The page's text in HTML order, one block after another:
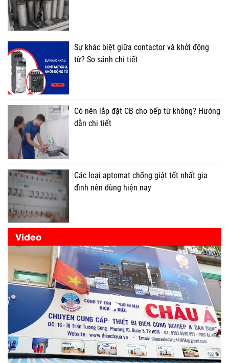
Sự khác biệt giữa contactor và khởi động
từ? So sánh chi tiết
Có nên lắp đặt CB cho bếp từ không? Hướng
dẫn chi tiết
Các loại aptomat chống giật tốt nhất gia
đình nên dùng hiện nay
Video